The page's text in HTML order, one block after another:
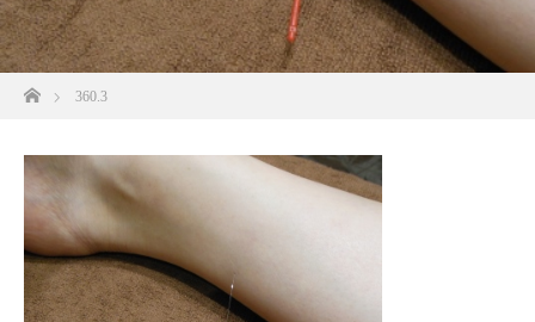
ホーム360.3